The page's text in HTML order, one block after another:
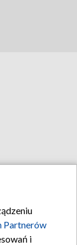
Partnerów
i